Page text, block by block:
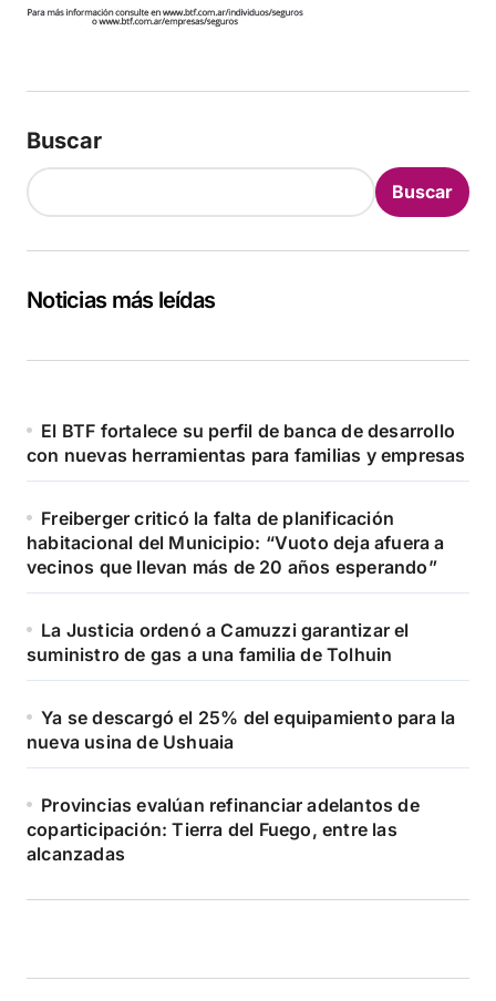
Buscar
Buscar
Noticias más leídas
El BTF fortalece su perfil de banca de desarrollo
con nuevas herramientas para familias y empresas
Freiberger criticó la falta de planificación
habitacional del Municipio: “Vuoto deja afuera a
vecinos que llevan más de 20 años esperando”
La Justicia ordenó a Camuzzi garantizar el
suministro de gas a una familia de Tolhuin
Ya se descargó el 25% del equipamiento para la
nueva usina de Ushuaia
Provincias evalúan refinanciar adelantos de
coparticipación: Tierra del Fuego, entre las
alcanzadas